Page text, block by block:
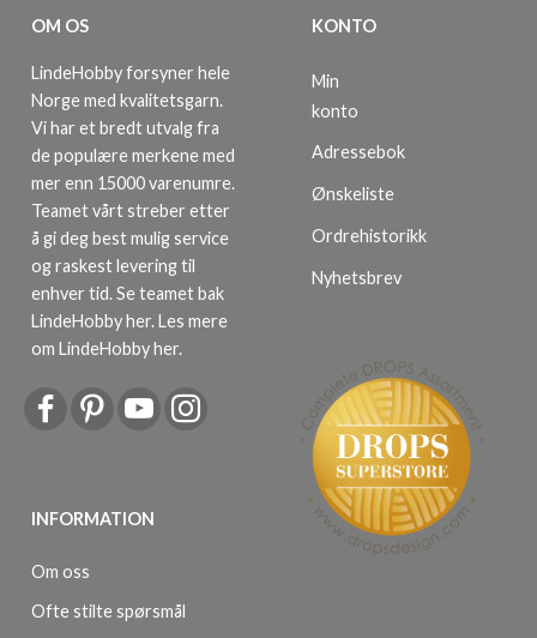
OM OS
LindeHobby forsyner hele
Norge med kvalitetsgarn.
Vi har et bredt utvalg fra
de populære merkene med
mer enn 15000 varenumre.
Teamet vårt streber etter
å gi deg best mulig service
og raskest levering til
enhver tid. Se teamet bak
LindeHobby her.Les mere
om LindeHobby her.
INFORMATION
Om oss
Ofte stilte spørsmål
KONTO
Min
konto
Adressebok
Ønskeliste
Ordrehistorikk
Nyhetsbrev